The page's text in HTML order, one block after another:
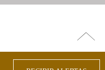
arriba